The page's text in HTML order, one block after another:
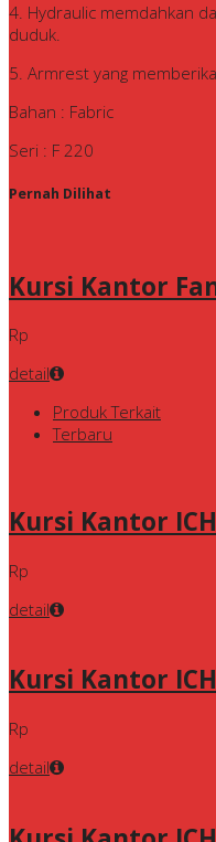
4. Hydraulic memdahkan
duduk.
5. Armrest yang
Bahan : Fabric
Seri : F 220
Pernah Dilihat
Kursi Kantor
Rp
detail
Produk Terkait
Terbaru
Kursi Kantor
Rp
detail
Kursi Kantor
Rp
detail